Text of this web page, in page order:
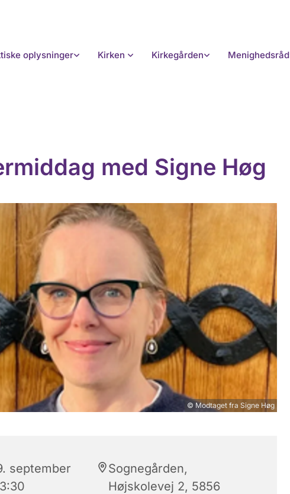
oplysninger Kirken Kirkegården Menighedsråd
med Signe Høg
© Modtaget fra Signe Høg
september
Sognegården,
Højskolevej 2, 5856